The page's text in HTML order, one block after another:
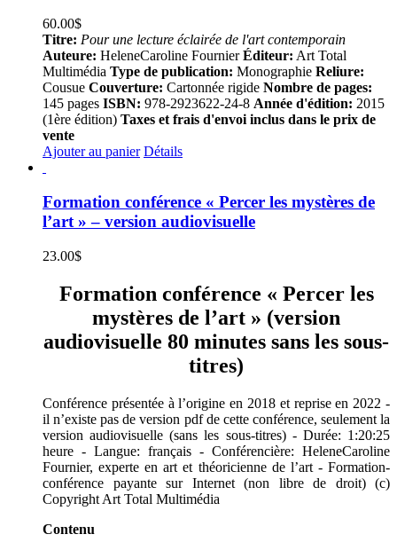
60.00$
Titre: Pour une lecture éclairée de l'art contemporain
Auteure: HeleneCaroline FournierÉditeur: Art Total
Multimédia Type de publication: Monographie Reliure:
Cousue Couverture: Cartonnée rigide Nombre de pages:
145 pages ISBN: 978-2923622-24-8 Année d'édition: 2015
(1ère édition) Taxes et frais d'envoi inclus dans le prix de
vente
Ajouter au panier Détails
Formation conférence « Percer les mystères de
l’art » – version audiovisuelle
23.00$
Formation conférence « Percer les
mystères de l’art » (version
audiovisuelle 80 minutes sans les sous-
titres)
Conférence présentée à l’origine en 2018 et reprise en 2022 -
il n’existe pas de version pdf de cette conférence, seulement la
version audiovisuelle (sans les sous-titres) - Durée: 1:20:25
heure - Langue: français - Conférencière: HeleneCaroline
Fournier, experte en art et théoricienne de l’art - Formation-
conférence payante sur Internet (non libre de droit) (c)
Copyright Art Total Multimédia
Contenu